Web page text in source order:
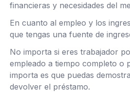
financieras y necesidades del
En cuanto al empleo y los
que tengas una fuente de
No importa si eres trabajador
empleado a tiempo completo o
importa es que puedas
devolver el préstamo.